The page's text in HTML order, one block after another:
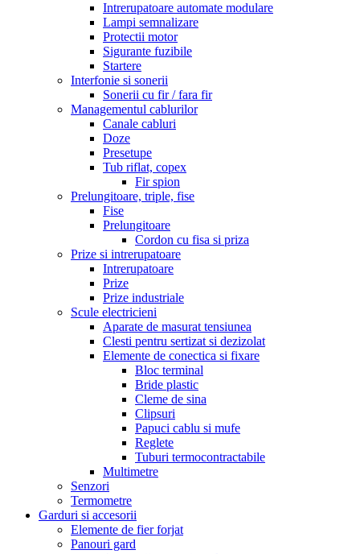
Intrerupatoare automate modulare
Lampi semnalizare
Protectii motor
Sigurante fuzibile
Startere
Interfonie si sonerii
Sonerii cu fir / fara fir
Managementul cablurilor
Canale cabluri
Doze
Presetupe
Tub riflat, copex
Fir spion
Prelungitoare, triple, fise
Fise
Prelungitoare
Cordon cu fisa si priza
Prize si intrerupatoare
Intrerupatoare
Prize
Prize industriale
Scule electricieni
Aparate de masurat tensiunea
Clesti pentru sertizat si dezizolat
Elemente de conectica si fixare
Bloc terminal
Bride plastic
Cleme de sina
Clipsuri
Papuci cablu si mufe
Reglete
Tuburi termocontractabile
Multimetre
Senzori
Termometre
Garduri si accesorii
Elemente de fier forjat
Panouri gard